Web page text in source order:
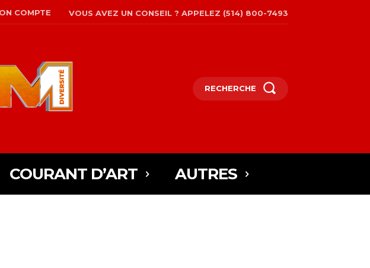
COMPTE VOUS AVEZ UN CONSEIL ? APPELEZ (514) 800-7493
RECHERCHE
COURANT D’ART AUTRES